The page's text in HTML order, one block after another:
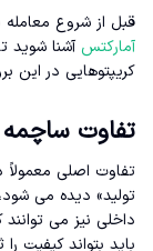
قبل از شروع معامله
آمارکتس آشنا شوید
کریپتوهایی در این
تفاوت ساچمه
تفاوت اصلی معمولاً
تولید» دیده می
داخلی نیز می توانند
باید بتواند کیفیت